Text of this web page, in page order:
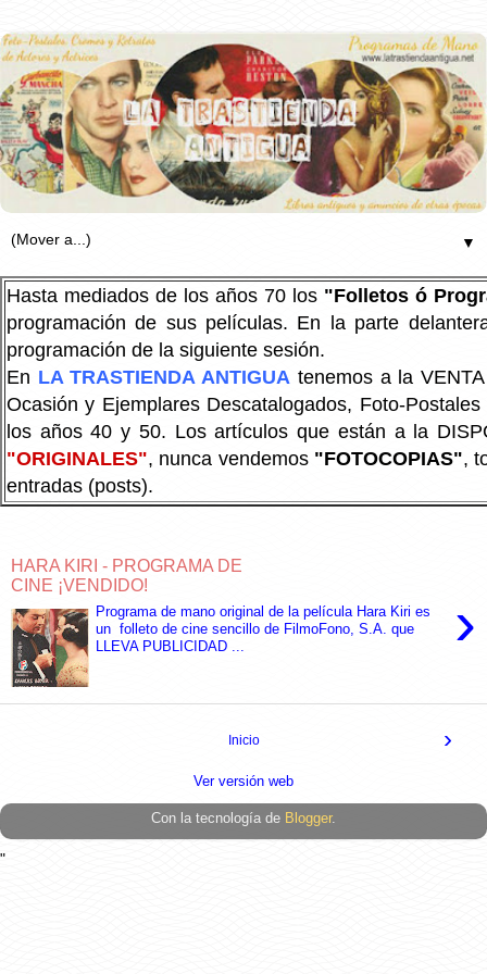
▼
Hasta mediados de los años 70 los "Folletos ó
programación de sus películas. En la parte
programación de la siguiente sesión.
En LA TRASTIENDA ANTIGUA tenemos a la
Ocasión y Ejemplares Descatalogados, Foto-
los años 40 y 50. Los artículos que están a la
"ORIGINALES", nunca vendemos "FOTOCOPIAS",
entradas (posts).
HARA KIRI - PROGRAMA DE
CINE ¡VENDIDO!
›
Programa de mano original de la película Hara Kiri es
un folleto de cine sencillo de FilmoFono, S.A. que
LLEVA PUBLICIDAD ...
›
Inicio
Ver versión web
Con la tecnología de Blogger.
"